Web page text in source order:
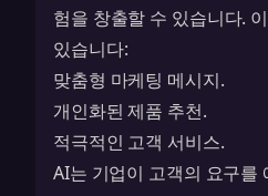
험을 창출할 수 있습니다.
있습니다:
맞춤형 마케팅 메시지.
개인화된 제품 추천.
적극적인 고객 서비스.
AI는 기업이 고객의 요구를